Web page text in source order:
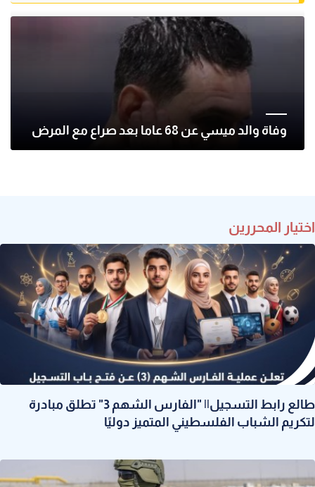
وفاة والد ميسي عن 68 عاما بعد صراع مع المرض
اختيار المحررين
طالع رابط التسجيل|| "الفارس الشهم 3" تطلق مبادرة
لتكريم الشباب الفلسطيني المتميز دوليًا